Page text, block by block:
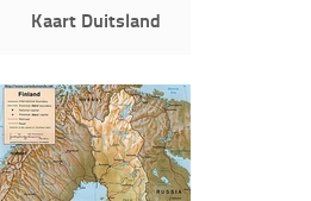
Kaart Duitsland